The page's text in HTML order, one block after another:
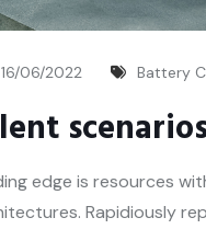
16/06/2022 Battery
edge is resources
Rapidiously